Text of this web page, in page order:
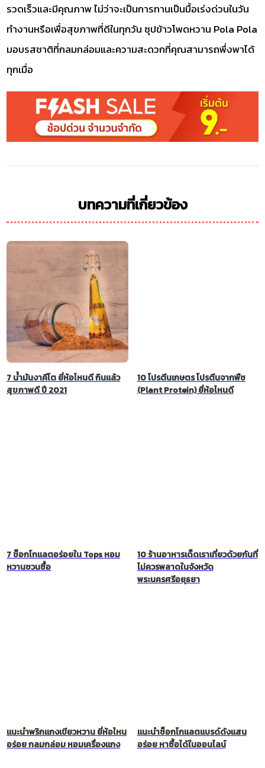
รวดเร็วและมีคุณภาพ ไม่ว่าจะเป็นการทานเป็นมื้อเร่งด่วนในวัน
ทำงานหรือเพื่อสุขภาพที่ดีในทุกวัน ซุปข้าวโพดหวาน Pola Pola
มอบรสชาติที่กลมกล่อมและความสะดวกที่คุณสามารถพึ่งพาได้
ทุกเมื่อ
บทความที่เกี่ยวข้อง
7 น้ำมันงาคีโต ยี่ห้อไหนดี กินแล้ว
สุขภาพดี ปี 2021
10 โปรตีนเกษตร โปรตีนจากพืช
(Plant Protein) ยี่ห้อไหนดี
7 ช็อกโกแลตอร่อยใน Tops หอม
หวานชวนซื้อ
10 ร้านอาหารเด็ดเราเที่ยวด้วยกันที่
ไม่ควรพลาดในจังหวัด
พระนครศรีอยุธยา
แนะนำพริกแกงเขียวหวาน ยี่ห้อไหน
อร่อย กลมกล่อม หอมเครื่องแกง
แนะนำช็อกโกแลตแบรด์ดังแสน
อร่อย หาซื้อได้ในออนไลน์